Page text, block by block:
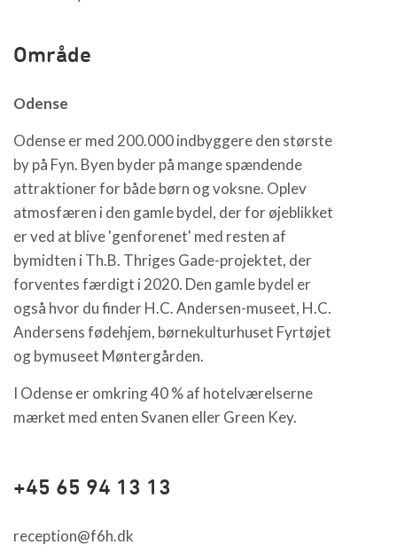
Område
Odense
Odense er med 200.000 indbyggere den største
by på Fyn. Byen byder på mange spændende
attraktioner for både børn og voksne. Oplev
atmosfæren i den gamle bydel, der for øjeblikket
er ved at blive 'genforenet' med resten af
bymidten i Th.B. Thriges Gade-projektet, der
forventes færdigt i 2020. Den gamle bydel er
også hvor du finder H.C. Andersen-museet, H.C.
Andersens fødehjem, børnekulturhuset Fyrtøjet
og bymuseet Møntergården.
I Odense er omkring 40 % af hotelværelserne
mærket med enten Svanen eller Green Key.
+45 65 94 13 13
reception@f6h.dk